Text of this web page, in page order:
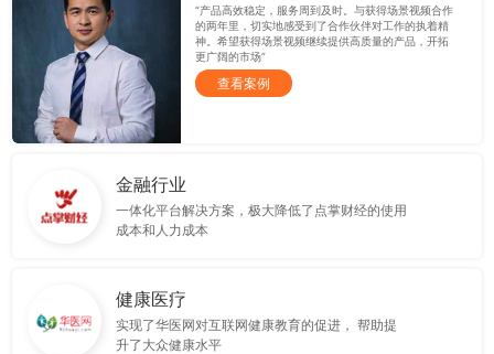
“产品高效稳定，服务周到及时。与获得场景视频合作
的两年里，切实地感受到了合作伙伴对工作的执着精
神。希望获得场景视频继续提供高质量的产品，开拓
更广阔的市场”
查看案例
金融行业
一体化平台解决方案，极大降低了点掌财经的使用
成本和人力成本
健康医疗
实现了华医网对互联网健康教育的促进， 帮助提
升了大众健康水平